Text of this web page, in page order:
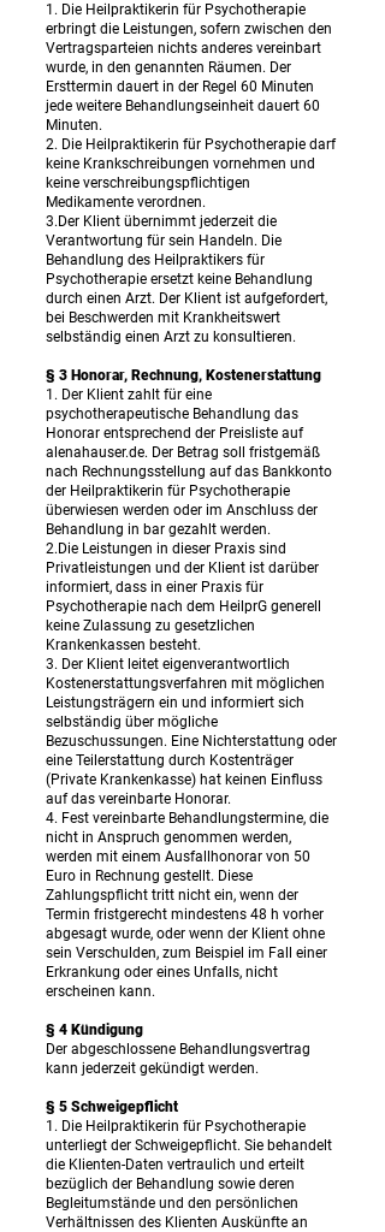
1. Die Heilpraktikerin für Psychotherapie
erbringt die Leistungen, sofern zwischen den
Vertragsparteien nichts anderes vereinbart
wurde, in den genannten Räumen. Der
Ersttermin dauert in der Regel 60 Minuten
jede weitere Behandlungseinheit dauert 60
Minuten.
2. Die Heilpraktikerin für Psychotherapie darf
keine Krankschreibungen vornehmen und
keine verschreibungspflichtigen
Medikamente verordnen.
3.Der Klient übernimmt jederzeit die
Verantwortung für sein Handeln. Die
Behandlung des Heilpraktikers für
Psychotherapie ersetzt keine Behandlung
durch einen Arzt. Der Klient ist aufgefordert,
bei Beschwerden mit Krankheitswert
selbständig einen Arzt zu konsultieren.
§ 3 Honorar, Rechnung, Kostenerstattung
1. Der Klient zahlt für eine
psychotherapeutische Behandlung das
Honorar entsprechend der Preisliste auf
alenahauser.de. Der Betrag soll fristgemäß
nach Rechnungsstellung auf das Bankkonto
der Heilpraktikerin für Psychotherapie
überwiesen werden oder im Anschluss der
Behandlung in bar gezahlt werden.
2.Die Leistungen in dieser Praxis sind
Privatleistungen und der Klient ist darüber
informiert, dass in einer Praxis für
Psychotherapie nach dem HeilprG generell
keine Zulassung zu gesetzlichen
Krankenkassen besteht.
3. Der Klient leitet eigenverantwortlich
Kostenerstattungsverfahren mit möglichen
Leistungsträgern ein und informiert sich
selbständig über mögliche
Bezuschussungen. Eine Nichterstattung oder
eine Teilerstattung durch Kostenträger
(Private Krankenkasse) hat keinen Einfluss
auf das vereinbarte Honorar.
4. Fest vereinbarte Behandlungstermine, die
nicht in Anspruch genommen werden,
werden mit einem Ausfallhonorar von 50
Euro in Rechnung gestellt. Diese
Zahlungspflicht tritt nicht ein, wenn der
Termin fristgerecht mindestens 48 h vorher
abgesagt wurde, oder wenn der Klient ohne
sein Verschulden, zum Beispiel im Fall einer
Erkrankung oder eines Unfalls, nicht
erscheinen kann.
§ 4 Kündigung
Der abgeschlossene Behandlungsvertrag
kann jederzeit gekündigt werden.
§ 5 Schweigepflicht
1. Die Heilpraktikerin für Psychotherapie
unterliegt der Schweigepflicht. Sie behandelt
die Klienten-Daten vertraulich und erteilt
bezüglich der Behandlung sowie deren
Begleitumstände und den persönlichen
Verhältnissen des Klienten Auskünfte an